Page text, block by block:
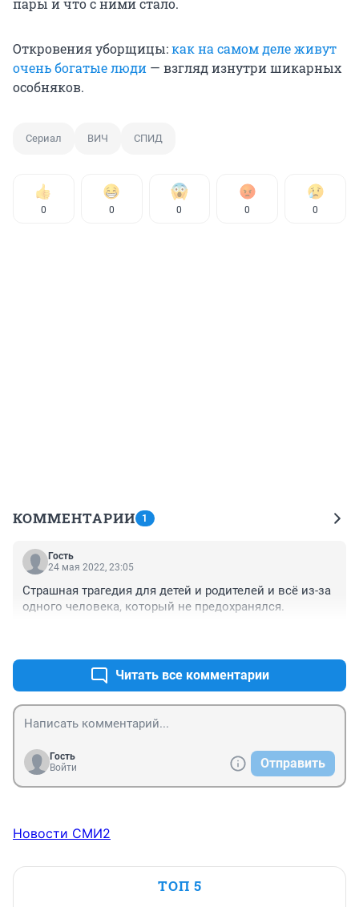
пары и что с ними стало.
Откровения уборщицы:как на самом деле живут
очень богатые люди — взгляд изнутри шикарных
особняков.
Сериал ВИЧ СПИД
0 0 0 0 0
КОММЕНТАРИИ 1
Гость
24 мая 2022, 23:05
Страшная трагедия для детей и родителей и всё из-за
одного человека, который не предохранялся.
Читать все комментарии
Гость
Войти
Отправить
Новости СМИ2
ТОП 5